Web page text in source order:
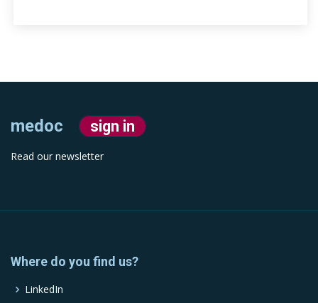
medoc sign in
Read our newsletter
Where do you find us?
LinkedIn